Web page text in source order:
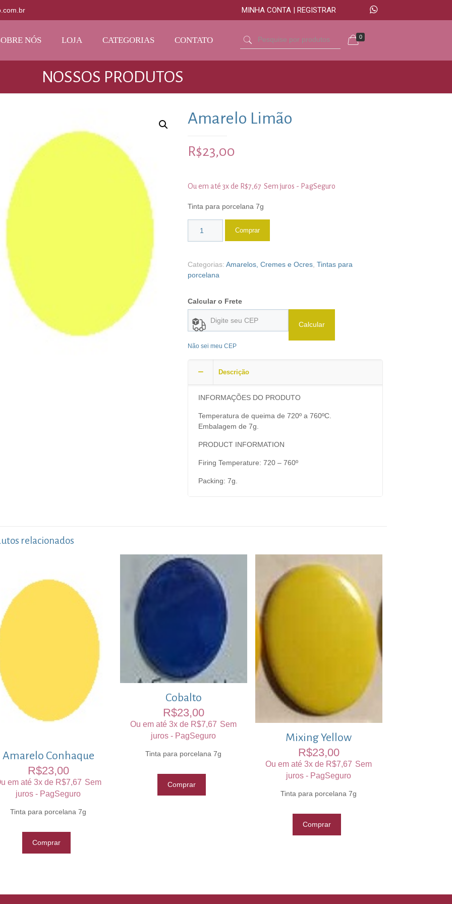
MINHA CONTA | REGISTRAR
NÓS LOJA CATEGORIAS CONTATO 0
NOSSOS PRODUTOS
Amarelo Limão
R$23,00
Ou em até 3x de R$7,67 Sem juros - PagSeguro
Tinta para porcelana 7g
Comprar
Categorias:Amarelos, Cremes e Ocres ,Tintas para
porcelana
Calcular o Frete
Calcular
Não sei meu CEP
Descrição
INFORMAÇÕES DO PRODUTO
Temperatura de queima de 720º a 760ºC.
Embalagem de 7g.
PRODUCT INFORMATION
Firing Temperature: 720 – 760º
Packing: 7g.
relacionados
Amarelo Conhaque
R$23,00
em até 3x de R$7,67 Sem
juros - PagSeguro
Tinta para porcelana 7g
Comprar
Cobalto
R$23,00
Ou em até 3x de R$7,67 Sem
juros - PagSeguro
Tinta para porcelana 7g
Comprar
Mixing Yellow
R$23,00
Ou em até 3x de R$7,67 Sem
juros - PagSeguro
Tinta para porcelana 7g
Comprar